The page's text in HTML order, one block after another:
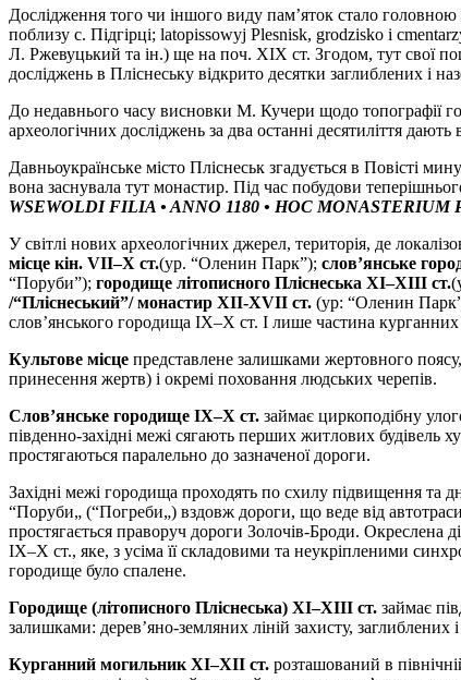
Дослідження того чи іншого виду пам’яток стало
поблизу с. Підгірці; latopissowyj Plesnisk, grodziskо і
Л. Ржевуцький та ін.) ще на поч. ХІХ ст. Згодом, тут свої
досліджень в Пліснеську відкрито десятки заглиблених і
До недавнього часу висновки М. Кучери щодо топографії
археологічних досліджень за два останні десятиліття
Давньоукраїнське місто Пліснеськ згадується в Повісті
вона заснувала тут монастир. Під час побудови
WSEWOLDI FILIA • ANNO 1180 • HOC
У світлі нових археологічних джерел, територія, де
місце кін. VII–X ст.(ур. “Оленин Парк”); слов’янське
“Поруби”); городище літописного Пліснеська ХІ–ХІІІ ст.
/“Пліснеський”/ монастир XII-XVII ст. (ур: “Оленин Парк”
слов’янського городища ІХ–Х ст. І лише частина курганних
Культове місце представлене залишками жертовного
принесення жертв) і окремі поховання людських черепів.
Слов’янське городище ІХ–Х ст. займає циркоподібну
південно-західні межі сягають перших житлових будівель
простягаються паралельно до зазначеної дороги.
Західні межі городища проходять по схилу підвищення та
“Поруби„ (“Погреби„) вздовж дороги, що веде від
простягається праворуч дороги Золочів-Броди. Окреслена
ІХ–Х ст., яке, з усіма її складовими та неукріпленими
городище було спалене.
Городище (літописного Пліснеська) ХІ–ХІІІ ст. займає
залишками: дерев’яно-земляних ліній захисту,
Курганний могильник ХІ–ХІІ ст. розташований в